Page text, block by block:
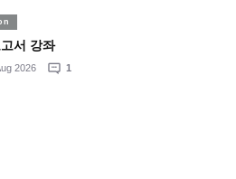
서 강좌
2026 1